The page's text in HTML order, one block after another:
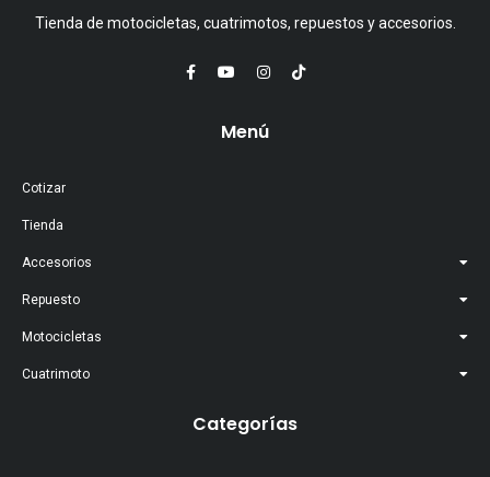
Tienda de motocicletas, cuatrimotos, repuestos y accesorios.
Menú
Cotizar
Tienda
Accesorios
Repuesto
Motocicletas
Cuatrimoto
Categorías